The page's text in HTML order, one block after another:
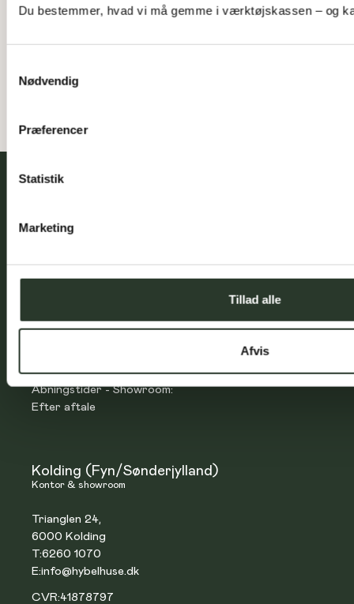
Du bestemmer, hvad vi må gemme i værktøjskassen – og
Nødvendig
Præferencer
Statistik
Marketing
Tillad alle
Afvis
kataloget herunder og lad rejsen begynde.
T:7560 1070
CVR:37387207
Fredag: 8.00 - 15.00
Åbningstider - Showroom:
Efter aftale
Kolding (Fyn/Sønderjylland)
Kontor & showroom
Trianglen 24,
6000 Kolding
T:6260 1070
E:info@hybelhuse.dk
CVR:41878797